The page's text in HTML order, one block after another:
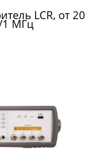
LCR, от 20
1 МГц